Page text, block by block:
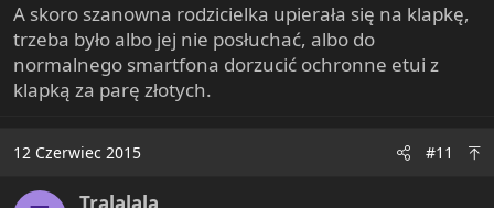
A skoro szanowna rodzicielka upierała się na klapkę,
trzeba było albo jej nie posłuchać, albo do
normalnego smartfona dorzucić ochronne etui z
klapką za parę złotych.
12 Czerwiec 2015 #11